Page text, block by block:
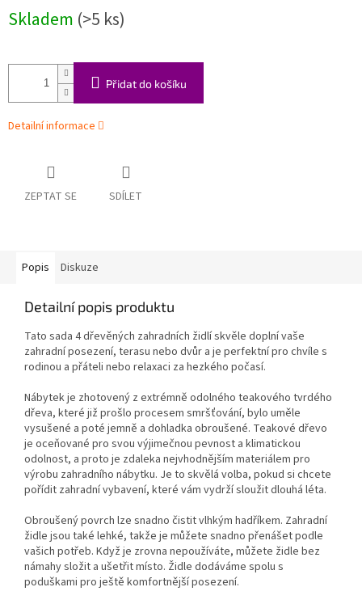
cena:
Skladem (>5 ks)
Přidat do košíku
Detailní informace
ZEPTAT SE SDÍLET
Popis Diskuze
Detailní popis produktu
Tato sada 4 dřevěných zahradních židlí skvěle doplní vaše
zahradní posezení, terasu nebo dvůr a je perfektní pro chvíle s
rodinou a přáteli nebo relaxaci za hezkého počasí.
Nábytek je zhotovený z extrémně odolného teakového tvrdého
dřeva, které již prošlo procesem smršťování, bylo uměle
vysušené a poté jemně a dohladka obroušené. Teakové dřevo
je oceňované pro svou výjimečnou pevnost a klimatickou
odolnost, a proto je zdaleka nejvhodnějším materiálem pro
výrobu zahradního nábytku. Je to skvělá volba, pokud si chcete
pořídit zahradní vybavení, které vám vydrží sloužit dlouhá léta.
Obroušený povrch lze snadno čistit vlhkým hadříkem. Zahradní
židle jsou také lehké, takže je můžete snadno přenášet podle
vašich potřeb. Když je zrovna nepoužíváte, můžete židle bez
námahy složit a ušetřit místo. Židle dodáváme spolu s
poduškami pro ještě komfortnější posezení.